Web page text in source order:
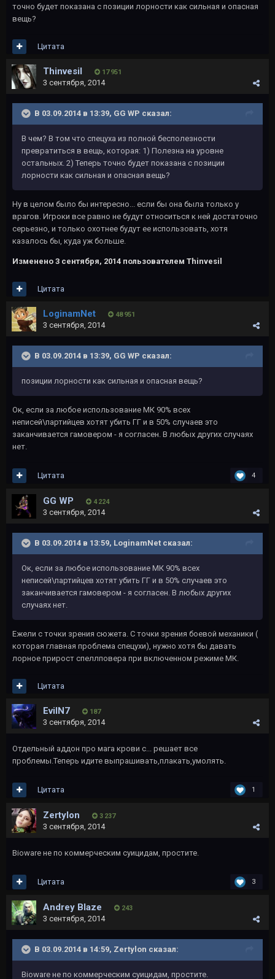
точно будет показана с позиции лорности как сильная и опасная
вещь?
Цитата
Thinvesil 17 951
3 сентября, 2014
В 03.09.2014 в 13:39, GG WP сказал:
В чем? В том что спецуха из полной бесполезности
превратиться в вещь, которая: 1) Полезна на уровне
остальных. 2) Теперь точно будет показана с позиции
лорности как сильная и опасная вещь?
Ну в целом было бы интересно... если бы она была только у
врагов. Игроки все равно не будут относиться к ней достаточно
серьезно, и только охотнее будут ее использовать, хотя
казалось бы, куда уж больше.
Изменено 3 сентября, 2014 пользователем Thinvesil
Цитата
LoginamNet 48 951
3 сентября, 2014
В 03.09.2014 в 13:39, GG WP сказал:
позиции лорности как сильная и опасная вещь?
Ок, если за любое использование МК 90% всех
неписей\партийцев хотят убить ГГ и в 50% случаев это
заканчивается гамовером - я согласен. В любых других случаях
нет.
4
Цитата
GG WP 4 224
3 сентября, 2014
В 03.09.2014 в 13:59, LoginamNet сказал:
Ок, если за любое использование МК 90% всех
неписей\партийцев хотят убить ГГ и в 50% случаев это
заканчивается гамовером - я согласен. В любых других
случаях нет.
Ежели с точки зрения сюжета. С точки зрения боевой механики (
которая главная проблема спецухи), нужно хотя бы давать
лорное прирост спеллповера при включенном режиме МК.
Цитата
EvilN7 187
3 сентября, 2014
Отдельный аддон про мага крови с... решает все
проблемы.Теперь идите выпрашивать,плакать,умолять.
1
Цитата
Zertylon 3 237
3 сентября, 2014
Bioware не по коммерческим суицидам, простите.
3
Цитата
Andrey Blaze 243
3 сентября, 2014
В 03.09.2014 в 14:59, Zertylon сказал:
Bioware не по коммерческим суицидам, простите.